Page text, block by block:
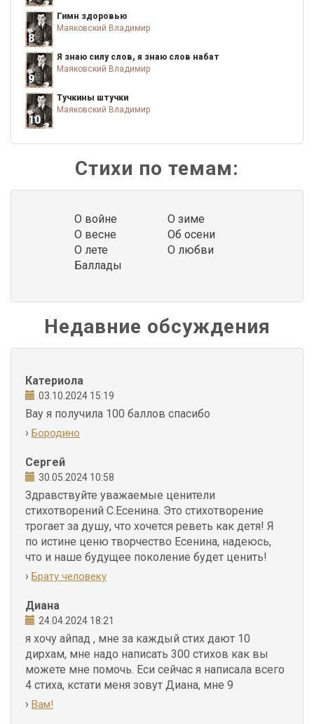
8
Гимн здоровью
Маяковский Владимир
9
Я знаю силу слов, я знаю слов набат
Маяковский Владимир
10
Тучкины штучки
Маяковский Владимир
Стихи по темам:
О войне
О зиме
О весне
Об осени
О лете
О любви
Баллады
Недавние обсуждения
Катериола
03.10.2024 15:19
Вау я получила 100 баллов спасибо
› Бородино
Сергей
30.05.2024 10:58
Здравствуйте уважаемые ценители
стихотворений С.Есенина. Это стихотворение
трогает за душу, что хочется реветь как детя! Я
по истине ценю творчество Есенина, надеюсь,
что и наше будущее поколение будет ценить!
› Брату человеку
Диана
24.04.2024 18:21
я хочу айпад , мне за каждый стих дают 10
дирхам, мне надо написать 300 стихов как вы
можете мне помочь. Еси сейчас я написала всего
4 стиха, кстати меня зовут Диана, мне 9
› Вам!